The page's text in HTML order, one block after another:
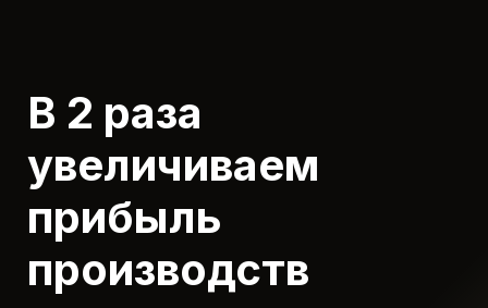
В 2 раза
увеличиваем
прибыль
производств